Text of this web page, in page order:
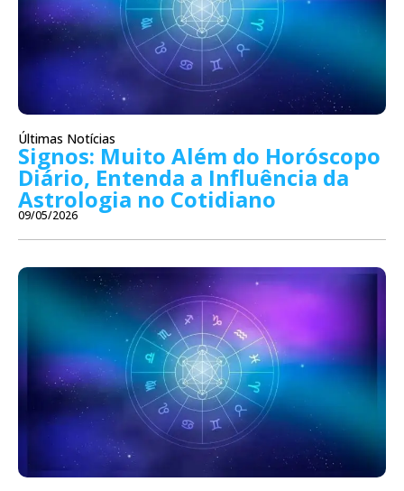
Últimas Notícias
Signos: Muito Além do Horóscopo
Diário, Entenda a Influência da
Astrologia no Cotidiano
09/05/2026